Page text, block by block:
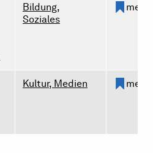
Bildung,
Soziales
Kultur, Medien